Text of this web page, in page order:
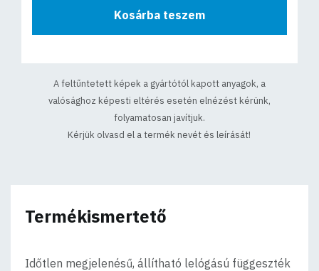
Kosárba teszem
A feltűntetett képek a gyártótól kapott anyagok, a
valósághoz képesti eltérés esetén elnézést kérünk,
folyamatosan javítjuk.
Kérjük olvasd el a termék nevét és leírását!
Termékismertető
Időtlen megjelenésű, állítható lelógású függeszték